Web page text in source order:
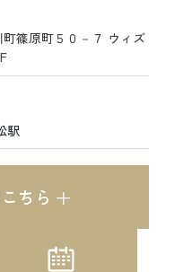
篠原町５０－７ ウィズ
駅
ちら